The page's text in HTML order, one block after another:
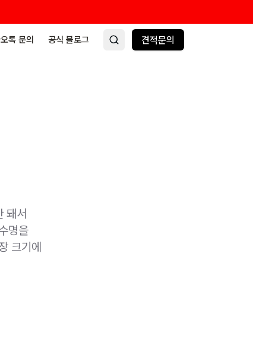
톡 문의 공식 블로그 견적문의
돼서
명을
크기에